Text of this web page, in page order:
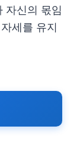
자신의 몫임
세를 유지